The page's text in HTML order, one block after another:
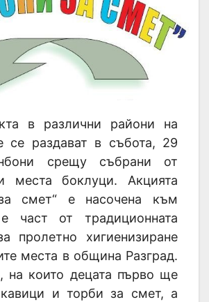
в различни райони на
се раздават в събота, 29
срещу събрани от
места боклуци. Акцията
смет“ е насочена към
част от традиционната
пролетно хигиенизиране
места в община Разград.
на които децата първо ще
и торби за смет, а